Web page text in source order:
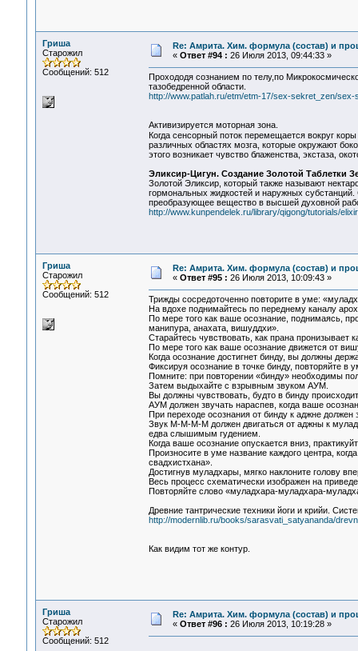
Гриша
Старожил
Сообщений: 512
Re: Амрита. Хим. формула (состав) и
« Ответ #94 : 26 Июля 2013, 09:44:33 »
Прохододя сознанием по телу,по
тазобедренной области.
http://www.patlah.ru/etm/etm-17/sex-sekret_zen/
Активизируется моторная зона.
Когда сенсорный поток перемещается вокруг
различных областях мозга, которые окружают
этого возникает чувство блаженства, экстаза,
Эликсир-Цигун. Создание Золотой Таблетки
Золотой Эликсир, который также называют
гормональных жидкостей и наружных
преобразующее вещество в высшей духовной
http://www.kunpendelek.ru/library/qigong/tutorials/
Гриша
Старожил
Сообщений: 512
Re: Амрита. Хим. формула (состав) и
« Ответ #95 : 26 Июля 2013, 10:09:43 »
Трижды сосредоточенно повторите в уме:
На вдохе поднимайтесь по переднему каналу
По мере того как ваше осознание, поднимаясь,
манипура, анахата, вишуддхи».
Старайтесь чувствовать, как прана пронизывает
По мере того как ваше осознание движется от
Когда осознание достигнет бинду, вы должны
Фиксируя осознание в точке бинду, повторяйте в
Помните: при повторении «бинду» необходимы
Затем выдыхайте с взрывным звуком АУМ.
Вы должны чувствовать, будто в бинду
АУМ должен звучать нараспев, когда ваше
При переходе осознания от бинду к аджне должен
Звук М-М-М-М должен двигаться от аджны к
едва слышимым гудением.
Когда ваше осознание опускается вниз,
Произносите в уме название каждого центра,
свадхистхана».
Достигнув муладхары, мягко наклоните голову
Весь процесс схематически изображен на
Повторяйте слово «муладхара-муладхара-
Древние тантрические техники йоги и крийи.
http://modernlib.ru/books/sarasvati_satyananda/
Как видим тот же контур.
Гриша
Старожил
Сообщений: 512
Re: Амрита. Хим. формула (состав) и
« Ответ #96 : 26 Июля 2013, 10:19:28 »